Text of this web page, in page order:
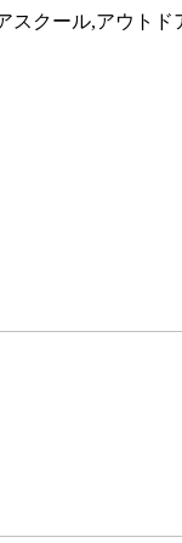
スクール,アウト